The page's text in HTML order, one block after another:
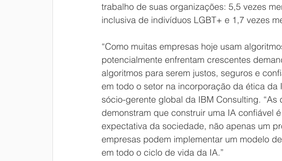
trabalho de suas organizações: 5,5 vezes
inclusiva de indivíduos LGBT+ e 1,7 vezes
“Como muitas empresas hoje usam
potencialmente enfrentam crescentes
algoritmos para serem justos, seguros e
em todo o setor na incorporação da ética da
sócio-gerente global da IBM Consulting.
demonstram que construir uma IA confiável
expectativa da sociedade, não apenas um
empresas podem implementar um modelo
em todo o ciclo de vida da IA.”